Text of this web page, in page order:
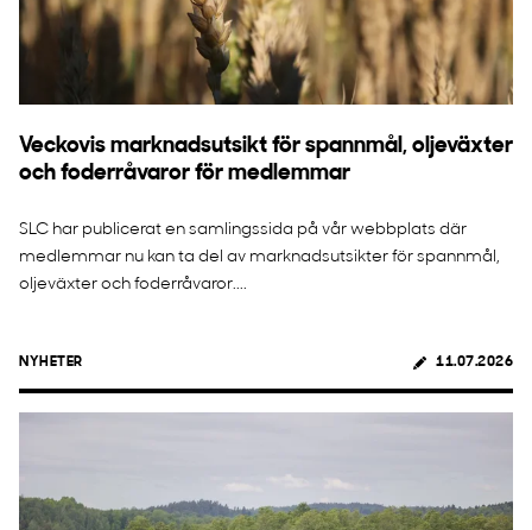
Veckovis marknadsutsikt för spannmål, oljeväxter
och foderråvaror för medlemmar
SLC har publicerat en samlingssida på vår webbplats där
medlemmar nu kan ta del av marknadsutsikter för spannmål,
oljeväxter och foderråvaror....
NYHETER 11.07.2026